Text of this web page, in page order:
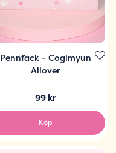
Pennfack - Cogimyun
Allover
99 kr
Köp